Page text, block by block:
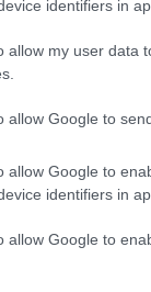
identifiers in
allow my user data
allow Google to
allow Google to
identifiers in
allow Google to
telt el
a
hét/hónap
millió
50000
hogy a 4